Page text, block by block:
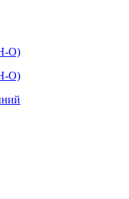
O)
O)